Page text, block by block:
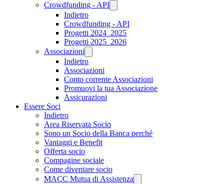
Crowdfunding - API
Indietro
Crowdfunding - API
Progetti 2024_2025
Progetti 2025_2026
Associazioni
Indietro
Associazioni
Conto corrente Associazioni
Promuovi la tua Associazione
Assicurazioni
Essere Soci
Indietro
Area Riservata Socio
Sono un Socio della Banca perché
Vantaggi e Benefit
Offerta socio
Compagine sociale
Come diventare socio
MACC Mutua di Assistenza